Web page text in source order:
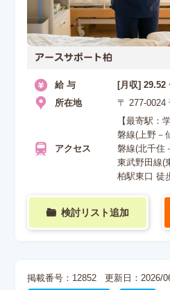
アースサポート柏
給 与
[月収] 29.52
所在地
〒 277-0024
アクセス
【最寄駅：
磐線(上野－
磐線(北千住
東武野田線(
柏駅東口 徒
検討リスト追加
掲載番号：12852 更新日：2026/